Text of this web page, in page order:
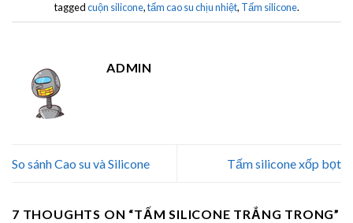
taggedcuộn silicone,tấm cao su chịu nhiệt, Tấm silicone.
ADMIN
So sánh Cao su và Silicone Tấm silicone xốp bọt
7 THOUGHTS ON “TẤM SILICONE TRẮNG TRONG”